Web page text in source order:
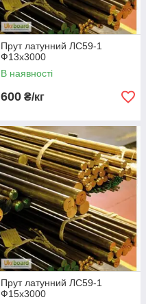
Прут латунний ЛС59-1
Ф13х3000
В наявності
600 ₴/кг
Прут латунний ЛС59-1
Ф15х3000